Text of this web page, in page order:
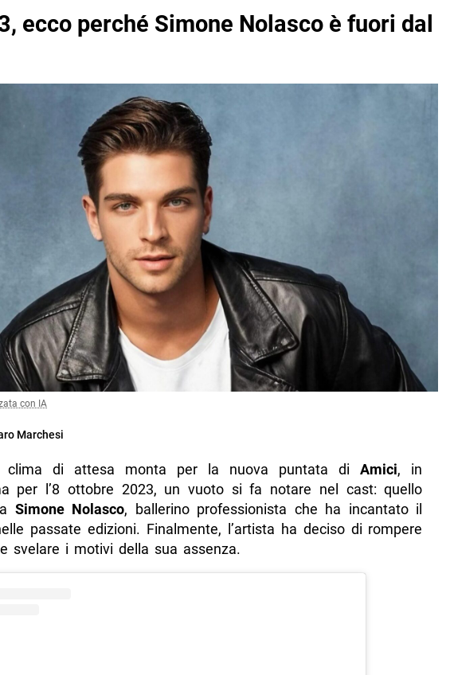
ecco perché Simone Nolasco è fuori dal
con IA
Marchesi
clima di attesa monta per la nuova puntata diAmici, in
per l’8 ottobre 2023, un vuoto si fa notare nel cast: quello
Simone Nolasco, ballerino professionista che ha incantato il
passate edizioni. Finalmente, l’artista ha deciso di rompere
svelare i motivi della sua assenza.